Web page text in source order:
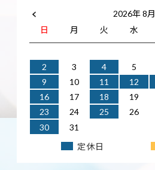
2026年 8月
日
月 火 水
2
3 4 5
9
10 11 12
16
17 18 19
23
24 25 26
30
31
定休日